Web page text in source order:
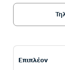
Επιπλέον